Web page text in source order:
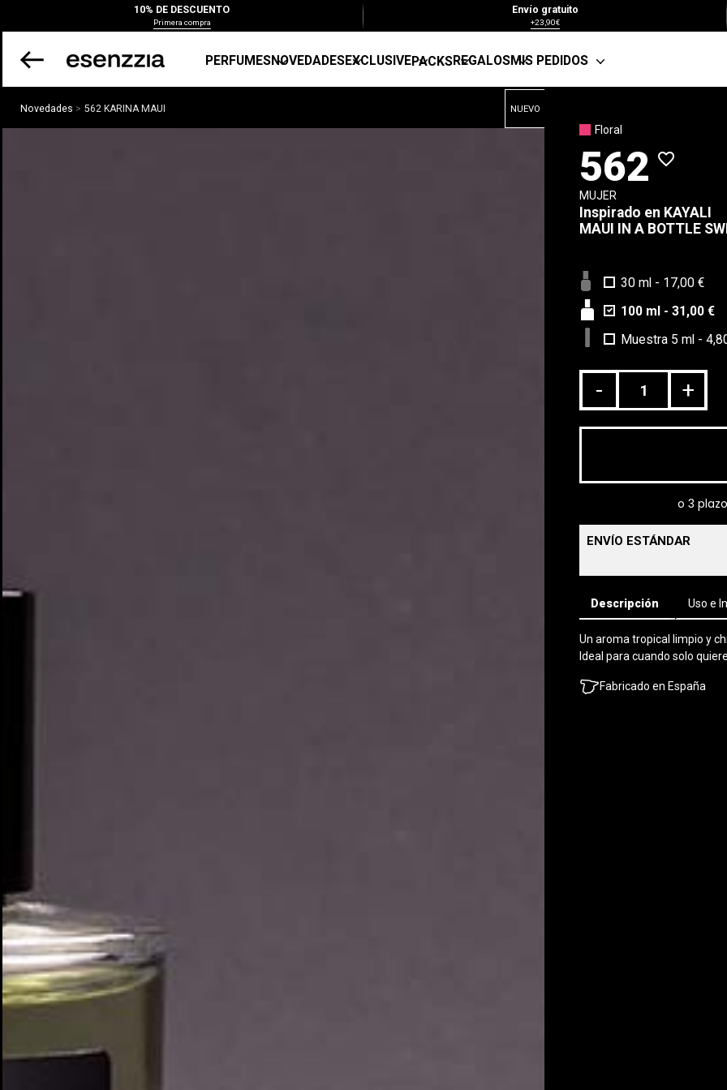
10% DE DESCUENTO
Primera compra
Envío gratuito
+23,90€
PERFUMESNOVEDADESEXCLUSIVEPACKSREGALOSMIS PEDIDOS
Novedades 562 KARINA MAUI NUEVO
Floral
562 favorite_border
MUJER
Inspirado en KAYALI
MAUI IN A BOTTLE
30 ml - 17,00 €
100 ml - 31,00 €
Muestra 5 ml -
- +
ENVÍO ESTÁNDAR
Descripción Uso e
Un aroma tropical limpio y
Ideal para cuando solo
Fabricado en España